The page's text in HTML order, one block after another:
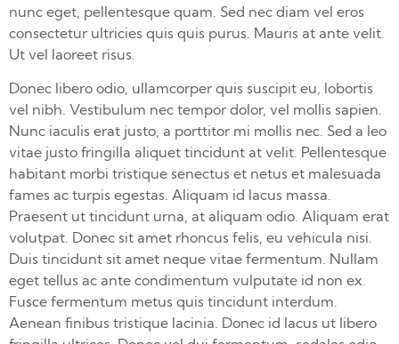
nunc eget, pellentesque quam. Sed nec diam vel eros
consectetur ultricies quis quis purus. Mauris at ante velit.
Ut vel laoreet risus.
Donec libero odio, ullamcorper quis suscipit eu, lobortis
vel nibh. Vestibulum nec tempor dolor, vel mollis sapien.
Nunc iaculis erat justo, a porttitor mi mollis nec. Sed a leo
vitae justo fringilla aliquet tincidunt at velit. Pellentesque
habitant morbi tristique senectus et netus et malesuada
fames ac turpis egestas. Aliquam id lacus massa.
Praesent ut tincidunt urna, at aliquam odio. Aliquam erat
volutpat. Donec sit amet rhoncus felis, eu vehicula nisi.
Duis tincidunt sit amet neque vitae fermentum. Nullam
eget tellus ac ante condimentum vulputate id non ex.
Fusce fermentum metus quis tincidunt interdum.
Aenean finibus tristique lacinia. Donec id lacus ut libero